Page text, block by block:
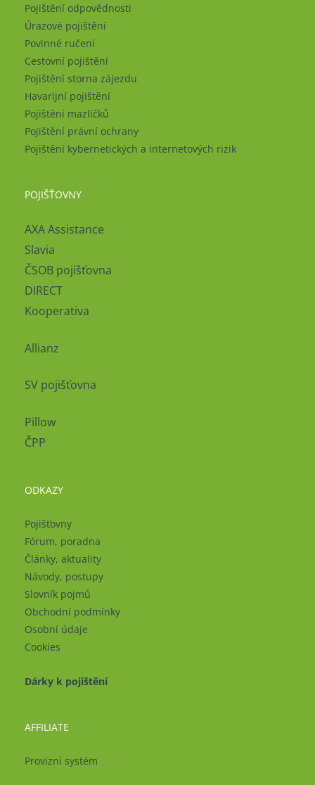
Pojištění odpovědnosti
Úrazové pojištění
Povinné ručení
Cestovní pojištění
Pojištění storna zájezdu
Havarijní pojištění
Pojištění mazlíčků
Pojištění právní ochrany
Pojištění kybernetických a internetových rizik
POJIŠŤOVNY
AXA Assistance
Slavia
ČSOB pojišťovna
DIRECT
Kooperativa
Allianz
SV pojišťovna
Pillow
ČPP
ODKAZY
Pojišťovny
Fórum, poradna
Články, aktuality
Návody, postupy
Slovník pojmů
Obchodní podmínky
Osobní údaje
Cookies
Dárky k pojištění
AFFILIATE
Provizní systém